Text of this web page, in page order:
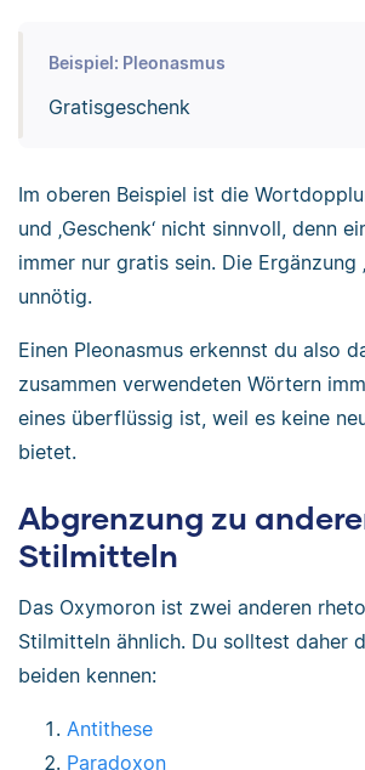
Beispiel: Pleonasmus
Gratisgeschenk
Im oberen Beispiel ist die
und ‚Geschenk‘ nicht sinnvoll, denn
immer nur gratis sein. Die Ergänzung
unnötig.
Einen Pleonasmus erkennst du also
zusammen verwendeten Wörtern
eines überflüssig ist, weil es keine
bietet.
Abgrenzung zu
Stilmitteln
Das Oxymoron ist zwei anderen
Stilmitteln ähnlich. Du solltest daher
beiden kennen:
Antithese
Paradoxon